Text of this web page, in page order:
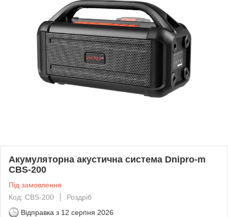
Акумуляторна акустична система Dnіpro-m
CBS-200
Під замовлення
Код: CBS-200
Роздріб
Відправка з 12 серпня 2026